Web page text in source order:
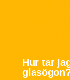
Hur tar
glasögon?